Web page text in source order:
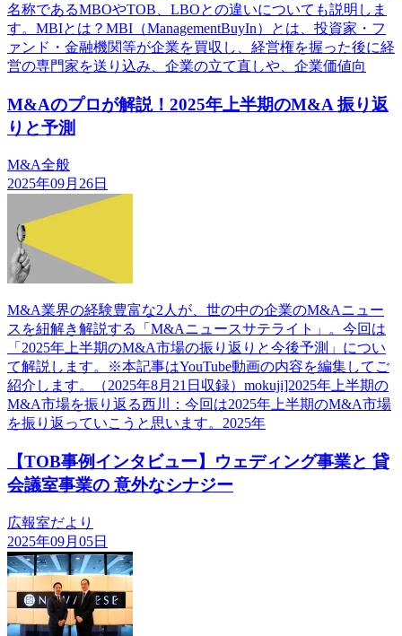
名称であるMBOやTOB、LBOとの違いについても説明しま
す。MBIとは？MBI（ManagementBuyIn）とは、投資家・フ
ァンド・金融機関等が企業を買収し、経営権を握った後に経
営の専門家を送り込み、企業の立て直しや、企業価値向
M&Aのプロが解説！2025年上半期のM&A 振り返
りと予測
M&A全般
2025年09月26日
M&A業界の経験豊富な2人が、世の中の企業のM&Aニュー
スを紐解き解説する「M&Aニュースサテライト」。今回は
「2025年上半期のM&A市場の振り返りと今後予測」につい
て解説します。※本記事はYouTube動画の内容を編集してご
紹介します。（2025年8月21日収録）mokuji]2025年上半期の
M&A市場を振り返る西川：今回は2025年上半期のM&A市場
を振り返っていこうと思います。2025年
【TOB事例インタビュー】ウェディング事業と 貸
会議室事業の 意外なシナジー
広報室だより
2025年09月05日